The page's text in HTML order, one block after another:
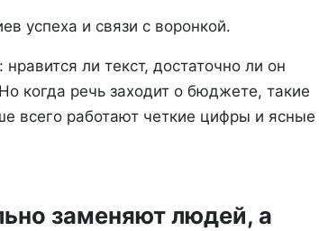
успеха и связи с воронкой.
ли текст, достаточно ли он
когда речь заходит о бюджете, такие
всего работают четкие цифры и ясные
заменяют людей, а